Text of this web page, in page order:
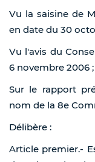
Vu la saisine de
en date du 30
Vu l'avis du
6 novembre 2006 ;
Sur le rapport
nom de la 8e
Délibère :
Article premier.-